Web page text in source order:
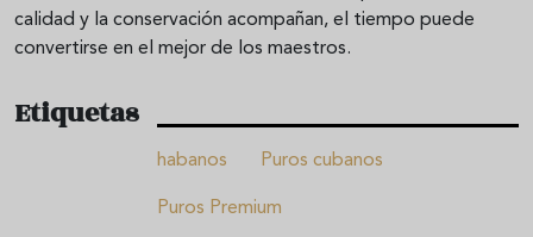
calidad y la conservación acompañan, el tiempo puede
convertirse en el mejor de los maestros.
Etiquetas
habanos Puros cubanos
Puros Premium